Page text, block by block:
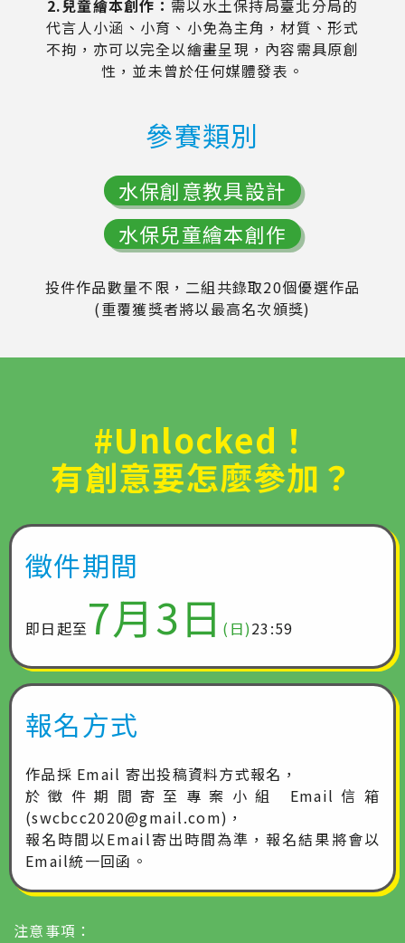
2.兒童繪本創作： 需以水土保持局臺北分局的
代言人小涵、小育、小免為主角，材質、形式
不拘，亦可以完全以繪畫呈現，內容需具原創
性，並未曾於任何媒體發表。
參賽類別
水保創意教具設計
水保兒童繪本創作
投件作品數量不限，二組共錄取20個優選作品
(重覆獲獎者將以最高名次頒獎)
#Unlocked！
有創意要怎麼參加？
徵件期間
即日起至7月3日 (日)23:59
報名方式
作品採 Email 寄出投稿資料方式報名，
於徵件期間寄至專案小組 Email信箱
(swcbcc2020@gmail.com)，
報名時間以Email寄出時間為準，報名結果將會以
Email統一回函。
注意事項：